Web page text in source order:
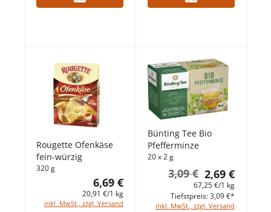
Rougette Ofenkäse
fein-würzig
320 g
6,69 €
20,91 €/1 kg
inkl. MwSt., zzgl. Versand
Bünting Tee Bio
Pfefferminze
20 x 2 g
2,69 €
3,09 €
67,25 €/1 kg
inkl. MwSt., zzgl. Versand
Tiefstpreis: 3,09 €*